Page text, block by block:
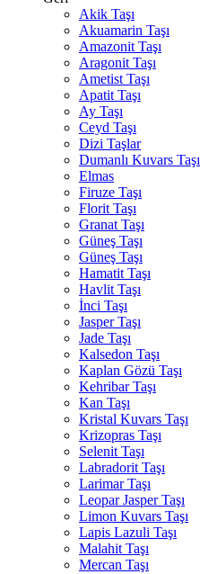
Akik Taşı
Akuamarin Taşı
Amazonit Taşı
Aragonit Taşı
Ametist Taşı
Apatit Taşı
Ay Taşı
Ceyd Taşı
Dizi Taşlar
Dumanlı Kuvars Taşı
Elmas
Firuze Taşı
Florit Taşı
Granat Taşı
Güneş Taşı
Güneş Taşı
Hamatit Taşı
Havlit Taşı
İnci Taşı
Jasper Taşı
Jade Taşı
Kalsedon Taşı
Kaplan Gözü Taşı
Kehribar Taşı
Kan Taşı
Kristal Kuvars Taşı
Krizopras Taşı
Selenit Taşı
Labradorit Taşı
Larimar Taşı
Leopar Jasper Taşı
Limon Kuvars Taşı
Lapis Lazuli Taşı
Malahit Taşı
Mercan Taşı